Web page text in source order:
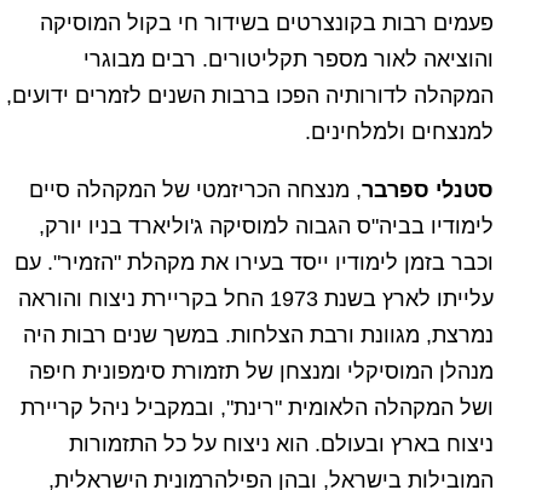
פעמים רבות בקונצרטים בשידור חי בקול המוסיקה
והוציאה לאור מספר תקליטורים. רבים מבוגרי
המקהלה לדורותיה הפכו ברבות השנים לזמרים ידועים,
למנצחים ולמלחינים.
סטנלי ספרבר, מנצחה הכריזמטי של המקהלה סיים
לימודיו בביה"ס הגבוה למוסיקה ג'וליארד בניו יורק,
וכבר בזמן לימודיו ייסד בעירו את מקהלת "הזמיר". עם
עלייתו לארץ בשנת 1973 החל בקריירת ניצוח והוראה
נמרצת, מגוונת ורבת הצלחות. במשך שנים רבות היה
מנהלן המוסיקלי ומנצחן של תזמורת סימפונית חיפה
ושל המקהלה הלאומית "רינת", ובמקביל ניהל קריירת
ניצוח בארץ ובעולם. הוא ניצוח על כל התזמורות
המובילות בישראל, ובהן הפילהרמונית הישראלית,